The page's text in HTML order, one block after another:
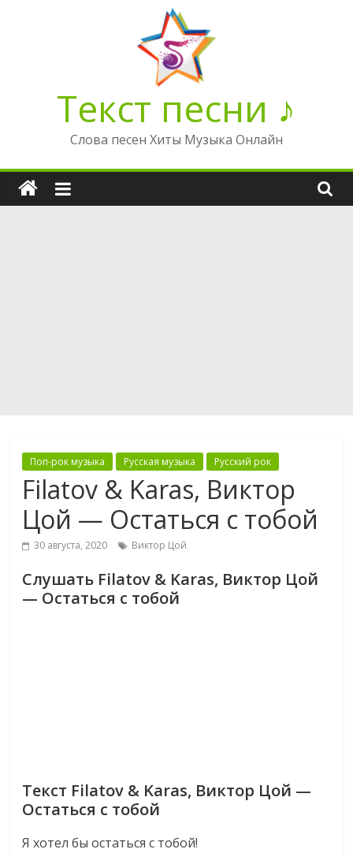
Текст песни ♪
Слова песен Хиты Музыка Онлайн
Поп-рок музыка Русская музыка Русский рок
Filatov & Karas, Виктор
Цой — Остаться с тобой
30 августа, 2020 Виктор Цой
Слушать Filatov & Karas, Виктор Цой
— Остаться с тобой
Текст Filatov & Karas, Виктор Цой —
Остаться с тобой
Я хотел бы остаться с тобой!